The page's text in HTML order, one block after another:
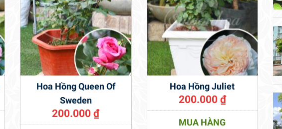
Hoa Hồng Queen Of
Sweden
200.000₫
Hoa Hồng Juliet
200.000 ₫
MUA HÀNG